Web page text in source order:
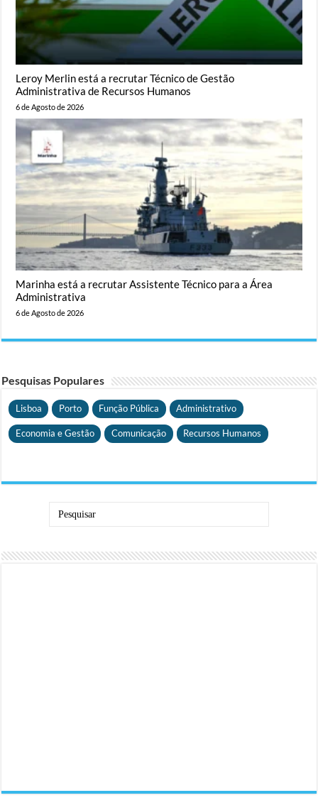
Leroy Merlin está a recrutar Técnico de Gestão
Administrativa de Recursos Humanos
6 de Agosto de 2026
Marinha está a recrutar Assistente Técnico para a Área
Administrativa
6 de Agosto de 2026
Pesquisas Populares
Lisboa Porto Função Pública Administrativo
Economia e Gestão Comunicação Recursos Humanos